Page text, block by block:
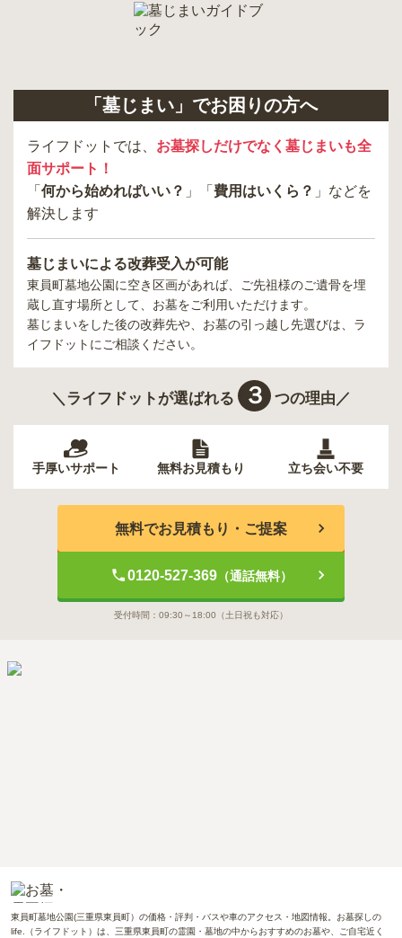
「墓じまい」でお困りの方へ
ライフドットでは、 お墓探しだけでなく墓じまいも全
面サポート！
「 何から始めればいい？ 」「 費用はいくら？ 」などを
解決します
墓じまいによる改葬受入が可能
東員町墓地公園に空き区画があれば、ご先祖様のご遺骨を埋
蔵し直す場所として、お墓をご利用いただけます。
墓じまいをした後の改葬先や、お墓の引っ越し先選びは、ラ
イフドットにご相談ください。
＼ライフドットが選ばれる ３ つの理由／
手厚いサポート 無料お見積もり 立ち会い不要
無料でお見積もり・ご提案
0120-527-369（通話無料）
受付時間： 09:30～18:00 （土日祝も対応）
東員町墓地公園(三重県東員町）の価格・評判・バスや車のアクセス・地図情報。お墓探しの
life.（ライフドット）は、三重県東員町の霊園・墓地の中からおすすめのお墓や、ご自宅近く